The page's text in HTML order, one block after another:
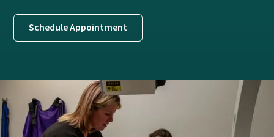
Schedule Appointment